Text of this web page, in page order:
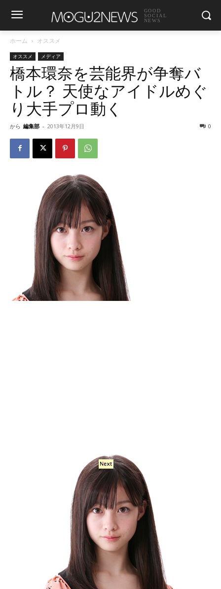
GOOD
SOCIAL
NEWS
ホーム オススメ
オススメ メディア
橋本環奈を芸能界が争奪バ
トル？ 天使なアイドルめぐ
り大手プロ動く
から 編集部 - 2013年12月9日 0